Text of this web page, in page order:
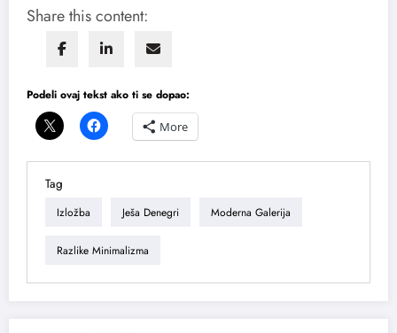
Share this content:
Podeli ovaj tekst ako ti se dopao:
More
Tag
Izložba Ješa Denegri Moderna Galerija
Razlike Minimalizma